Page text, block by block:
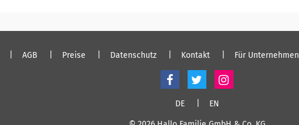
einloggen
AGB Preise Datenschutz Kontakt Für Unternehmen
DE EN